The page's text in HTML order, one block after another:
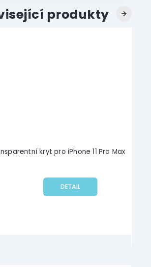
produkty
kryt pro iPhone 11 Pro Max
DETAIL
Next